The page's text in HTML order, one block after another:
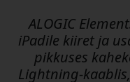
ALOGIC
iPadile kiiret ja
pikkuses
Lightning-